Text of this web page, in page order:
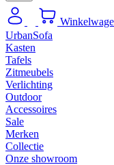
UrbanSofa
Kasten
Tafels
Zitmeubels
Verlichting
Outdoor
Accessoires
Sale
Merken
Collectie
Onze showroom